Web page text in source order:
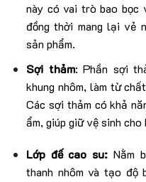
này có vai trò bao bọc
đồng thời mang lại vẻ
sản phẩm.
Sợi thảm: Phần sợi
khung nhôm, làm từ
Các sợi thảm có khả
ẩm, giúp giữ vệ sinh cho
Lớp đế cao su: Nằm
thanh nhôm và tạo độ